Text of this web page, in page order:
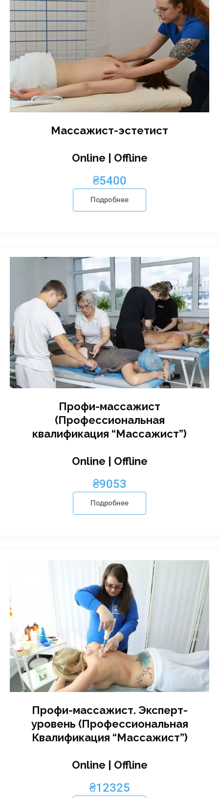
Массажист-эстетист
Online | Offline
₴5400
Подробнее
Профи-массажист
(Профессиональная
квалификация “Массажист”)
Online | Offline
₴9053
Подробнее
Профи-массажист. Эксперт-
уровень (Профессиональная
Квалификация “Массажист”)
Online | Offline
₴12325